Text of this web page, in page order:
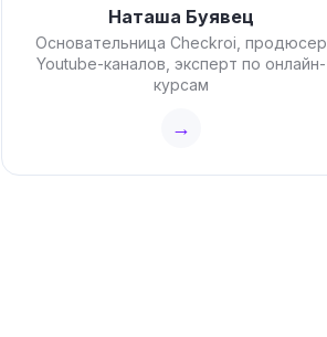
Наташа Буявец
Основательница Checkroi, продюсер
Youtube-каналов, эксперт по онлайн-
курсам
→